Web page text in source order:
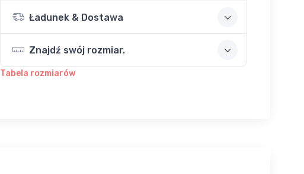
Ładunek & Dostawa
Znajdź swój rozmiar.
Tabela rozmiarów